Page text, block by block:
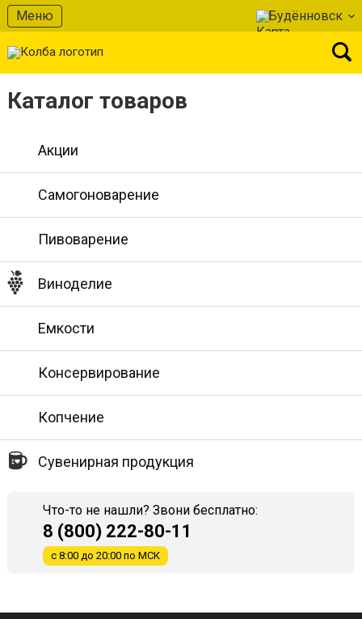
Меню Будённовск
Каталог товаров
Акции
Самогоноварение
Пивоварение
Виноделие
Емкости
Консервирование
Копчение
Сувенирная продукция
Что-то не нашли? Звони бесплатно:
8 (800) 222-80-11
с 8:00 до 20:00 по МСК